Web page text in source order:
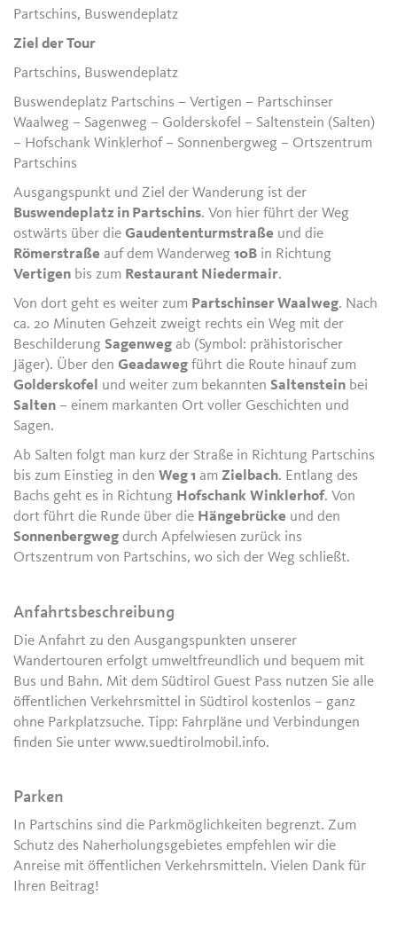
Partschins, Buswendeplatz
Ziel der Tour
Partschins, Buswendeplatz
Buswendeplatz Partschins – Vertigen – Partschinser
Waalweg – Sagenweg – Golderskofel – Saltenstein (Salten)
– Hofschank Winklerhof – Sonnenbergweg – Ortszentrum
Partschins
Ausgangspunkt und Ziel der Wanderung ist der
Buswendeplatz in Partschins. Von hier führt der Weg
ostwärts über dieGaudententurmstraße und die
Römerstraße auf dem Wanderweg10B in Richtung
Vertigen bis zum Restaurant Niedermair.
Von dort geht es weiter zum Partschinser Waalweg. Nach
ca. 20 Minuten Gehzeit zweigt rechts ein Weg mit der
BeschilderungSagenweg ab (Symbol: prähistorischer
Jäger). Über denGeadaweg führt die Route hinauf zum
Golderskofel und weiter zum bekanntenSaltenstein bei
Salten – einem markanten Ort voller Geschichten und
Sagen.
Ab Salten folgt man kurz der Straße in Richtung Partschins
bis zum Einstieg in denWeg 1 amZielbach. Entlang des
Bachs geht es in Richtung Hofschank Winklerhof. Von
dort führt die Runde über die Hängebrücke und den
Sonnenbergweg durch Apfelwiesen zurück ins
Ortszentrum von Partschins, wo sich der Weg schließt.
Anfahrtsbeschreibung
Die Anfahrt zu den Ausgangspunkten unserer
Wandertouren erfolgt umweltfreundlich und bequem mit
Bus und Bahn. Mit dem Südtirol Guest Pass nutzen Sie alle
öffentlichen Verkehrsmittel in Südtirol kostenlos – ganz
ohne Parkplatzsuche. Tipp: Fahrpläne und Verbindungen
finden Sie unter www.suedtirolmobil.info.
Parken
In Partschins sind die Parkmöglichkeiten begrenzt. Zum
Schutz des Naherholungsgebietes empfehlen wir die
Anreise mit öffentlichen Verkehrsmitteln. Vielen Dank für
Ihren Beitrag!